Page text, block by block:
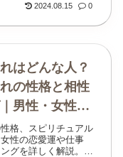
2024.08.15 0
はどんな人？
の性格と相性
男性・女性の
運
格、スピリチュアル
性の恋愛運や仕事
グを詳しく解説。何